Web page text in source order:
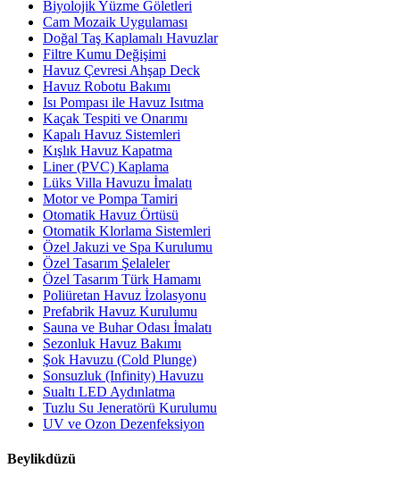
Biyolojik Yüzme Göletleri
Cam Mozaik Uygulaması
Doğal Taş Kaplamalı Havuzlar
Filtre Kumu Değişimi
Havuz Çevresi Ahşap Deck
Havuz Robotu Bakımı
Isı Pompası ile Havuz Isıtma
Kaçak Tespiti ve Onarımı
Kapalı Havuz Sistemleri
Kışlık Havuz Kapatma
Liner (PVC) Kaplama
Lüks Villa Havuzu İmalatı
Motor ve Pompa Tamiri
Otomatik Havuz Örtüsü
Otomatik Klorlama Sistemleri
Özel Jakuzi ve Spa Kurulumu
Özel Tasarım Şelaleler
Özel Tasarım Türk Hamamı
Poliüretan Havuz İzolasyonu
Prefabrik Havuz Kurulumu
Sauna ve Buhar Odası İmalatı
Sezonluk Havuz Bakımı
Şok Havuzu (Cold Plunge)
Sonsuzluk (Infinity) Havuzu
Sualtı LED Aydınlatma
Tuzlu Su Jeneratörü Kurulumu
UV ve Ozon Dezenfeksiyon
Beylikdüzü